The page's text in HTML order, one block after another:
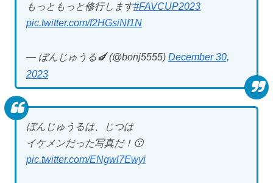
もっともっと修行します#FAVCUP2023
pic.twitter.com/f2HGsiNf1N
— ぼんじゅうる🍆 (@bonj5555) December 30,
2023
ぼんじゅうるは、じつは
イケメンだった写真だ！😗
pic.twitter.com/ENgwl7Ewyi